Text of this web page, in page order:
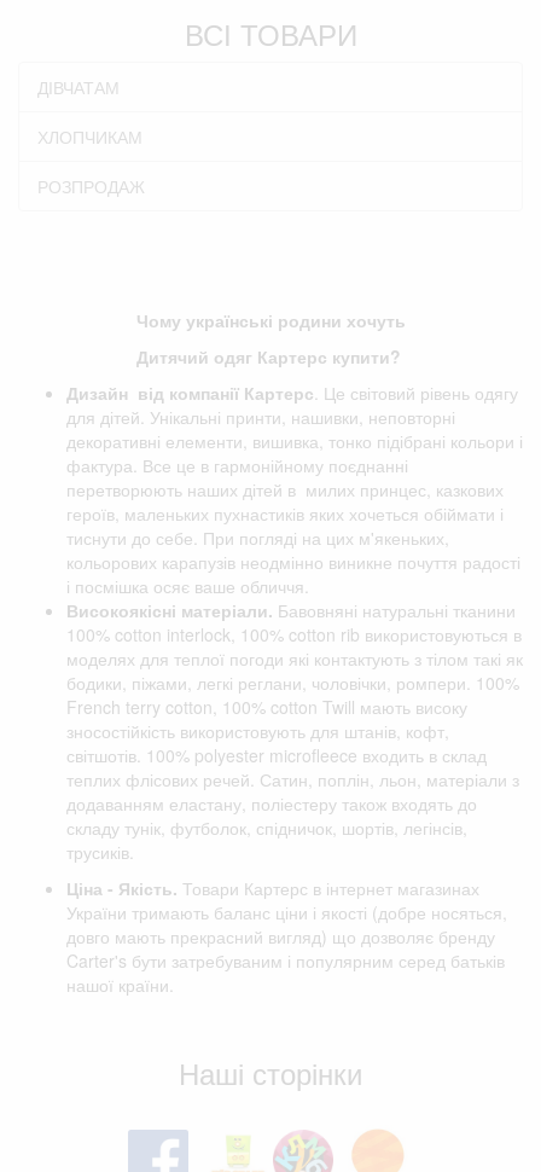
ВСІ ТОВАРИ
ДІВЧАТАМ
ХЛОПЧИКАМ
РОЗПРОДАЖ
Чому українські родини хочуть
Дитячий одяг Картерс купити?
Дизайн від компанії Картерс . Це світовий рівень одягу
для дітей. Унікальні принти, нашивки, неповторні
декоративні елементи, вишивка, тонко підібрані кольори і
фактура. Все це в гармонійному поєднанні
перетворюють наших дітей в милих принцес, казкових
героїв, маленьких пухнастиків яких хочеться обіймати і
тиснути до себе. При погляді на цих м'якеньких,
кольорових карапузів неодмінно виникне почуття радості
і посмішка осяє ваше обличчя.
Високоякісні матеріали. Бавовняні натуральні тканини
100% cotton interlock, 100% cotton rib використовуються в
моделях для теплої погоди які контактують з тілом такі як
бодики, піжами, легкі реглани, чоловічки, ромпери. 100%
French terry cotton, 100% cotton Twill мають високу
зносостійкість використовують для штанів, кофт,
світшотів. 100% polyester microfleece входить в склад
теплих флісових речей. Сатин, поплін, льон, матеріали з
додаванням еластану, поліестеру також входять до
складу тунік, футболок, спідничок, шортів, легінсів,
трусиків.
Ціна - Якість. Товари Картерс в інтернет магазинах
України тримають баланс ціни і якості (добре носяться,
довго мають прекрасний вигляд) що дозволяє бренду
Carter's бути затребуваним і популярним серед батьків
нашої країни.
Наші сторінки